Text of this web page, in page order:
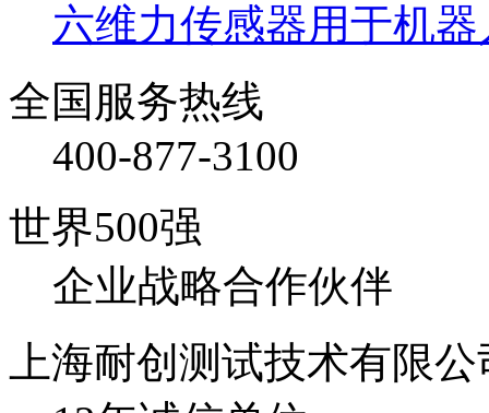
六维力传感器用于机
全国服务热线
400-877-3100
世界500强
企业战略合作伙伴
上海耐创测试技术有限公